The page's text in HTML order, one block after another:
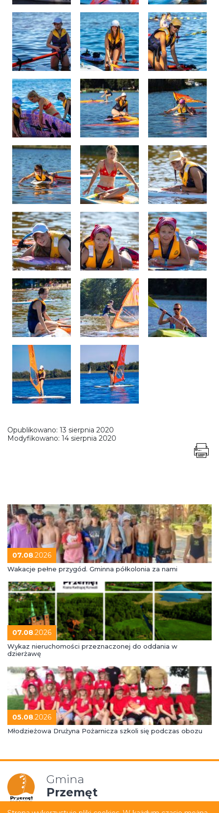
Opublikowano: 13 sierpnia 2020
Modyfikowano: 14 sierpnia 2020
07.08.2026
Wakacje pełne przygód. Gminna półkolonia za nami
07.08.2026
Wykaz nieruchomości przeznaczonej do oddania w
dzierżawę
05.08.2026
Młodzieżowa Drużyna Pożarnicza szkoli się podczas obozu
Gmina
Przemęt